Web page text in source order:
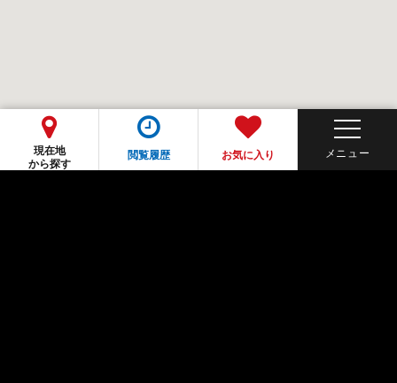
現在地
から探す
閲覧履歴 お気に入り